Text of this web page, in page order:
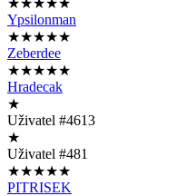
★★★★★
Ypsilonman
★★★★★
Zeberdee
★★★★★
Hradecak
★
Uživatel #4613
★
Uživatel #481
★★★★★
PITRISEK